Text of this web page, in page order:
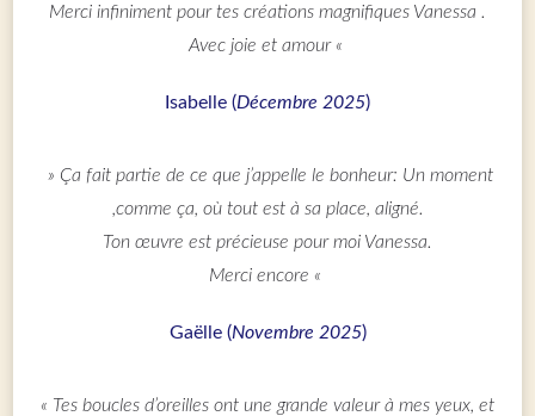
Merci infiniment pour tes créations magnifiques Vanessa .
Avec joie et amour «
Isabelle (Décembre 2025)
» Ça fait partie de ce que j’appelle le bonheur: Un moment
,comme ça, où tout est à sa place, aligné.
Ton œuvre est précieuse pour moi Vanessa.
Merci encore «
Gaëlle (Novembre 2025)
« Tes boucles d’oreilles ont une grande valeur à mes yeux, et